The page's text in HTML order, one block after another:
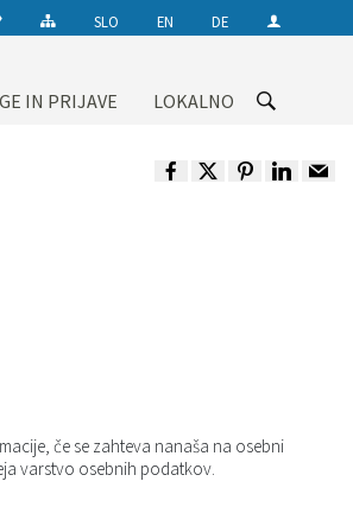
SLO EN DE
IN PRIJAVE LOKALNO
če se zahteva nanaša na osebni
varstvo osebnih podatkov.